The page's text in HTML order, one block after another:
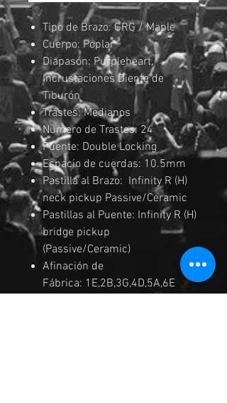
Tipo de Brazo: GRG / Maple
Cuerpo: Poplar
Diapasón: Purpleheart,
Incrustaciones Diente de
Tiburón
Trastes: Medianos
Numero de Trastes: 24
Puente: Double Locking
Espacio de cuerdas: 10.5mm
Pastilla al Brazo: Infinity R (H)
neck pickup Passive/Ceramic
Pastillas al Puente: Infinity R (H)
bridge pickup
(Passive/Ceramic)
Afinación de
Fábrica: 1E,2B,3G,4D,5A,6E